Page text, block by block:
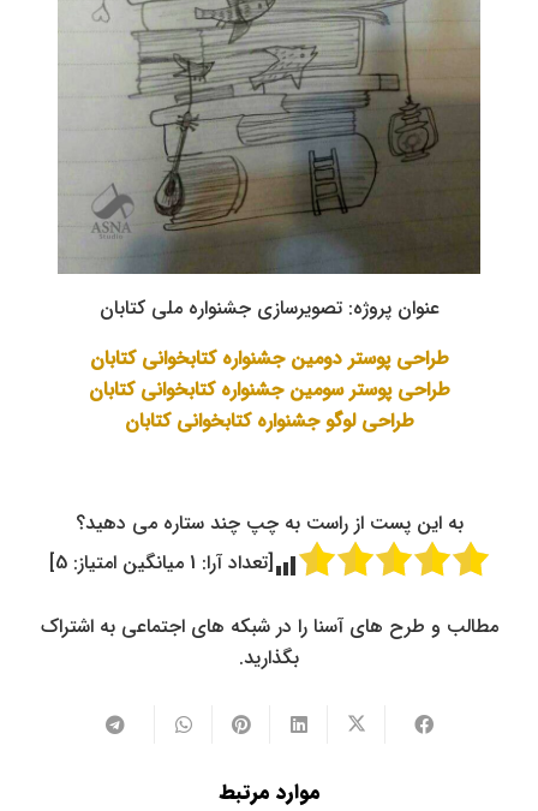
عنوان پروژه: تصویرسازی جشنواره ملی کتابان
طراحی پوستر دومین جشنواره کتابخوانی کتابان
طراحی پوستر سومین جشنواره کتابخوانی کتابان
طراحی لوگو جشنواره کتابخوانی کتابان
به این پست از راست به چپ چند ستاره می دهید؟
[تعداد آرا: 1 میانگین امتیاز:5
]
مطالب و طرح های آسنا را در شبکه های اجتماعی به اشتراک
بگذارید.
موارد مرتبط